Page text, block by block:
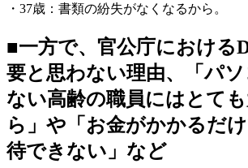
・37歳：書類の紛失がなくなるから。
■一方で、官公庁における
要と思わない理由、「パソ
ない高齢の職員にはとて
ら」や「お金がかかるだ
待できない」など